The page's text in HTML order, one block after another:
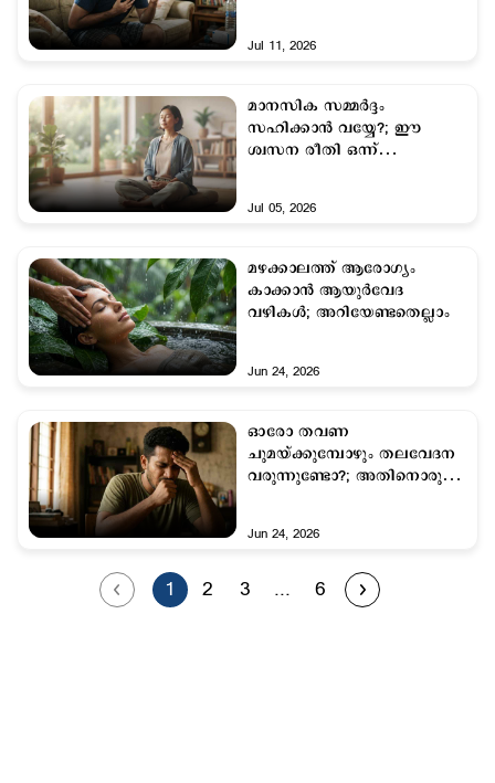
ആരോഗ്യവിദഗ്ധർ
Jul 11, 2026
മാനസിക സമ്മർദ്ദം
സഹിക്കാന്‍ വയ്യേ?; ഈ
ശ്വസന രീതി ഒന്ന്
Jul 05, 2026
മഴക്കാലത്ത് ആരോഗ്യം
കാക്കാൻ ആയുർവേദ
വഴികൾ; അറിയേണ്ടതെല്ലാം
Jun 24, 2026
ഓരോ തവണ
ചുമയ്ക്കുമ്പോഴും തലവേദന
വരുന്നുണ്ടോ?; അതിനൊരു
Jun 24, 2026
1 2 3 ... 6